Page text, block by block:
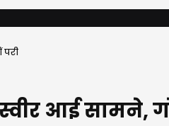
परी
आई सामने,